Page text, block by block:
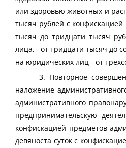
или здоровью животных и
тысяч рублей с
тысяч до тридцати тысяч
лица, - от тридцати тысяч до
на юридических лиц - от
3. Повторное
наложение
административного
предпринимательскую
конфискацией предметов
девяноста суток с